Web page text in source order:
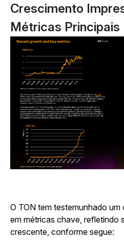
Crescimento
Métricas Principais
O TON tem testemunhado
em métricas chave, refletindo
crescente, conforme segue: